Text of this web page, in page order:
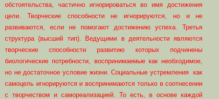
обстоятельства, частично игнорироваться во имя достижения
цели. Творческие способности не игнорируются, но и не
развиваются, если не помогают достижению успеха. Третья
структура (высший тип). Ведущими в деятельности являются
творческие способности развитию которых подчинены
биологические потребности, воспринимаемые как необходимое,
но не достаточное условие жизни. Социальные устремления как
самоцель игнорируются и воспринимаются только в соотнесении
с творчеством и самореализацией. То есть, в основе каждой